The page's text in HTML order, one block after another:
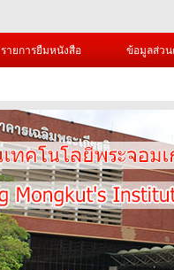
รายการยืมหนังสือ ข้อมูลส่ว